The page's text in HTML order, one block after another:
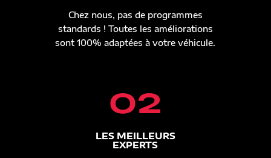
Chez nous, pas de programmes
standards ! Toutes les améliorations
sont 100% adaptées à votre véhicule.
02
LES MEILLEURS
EXPERTS